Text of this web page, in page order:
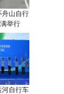
舟山自行
举行
河自行车